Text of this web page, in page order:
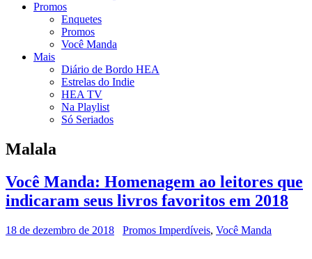
Promos
Enquetes
Promos
Você Manda
Mais
Diário de Bordo HEA
Estrelas do Indie
HEA TV
Na Playlist
Só Seriados
Malala
Você Manda: Homenagem ao leitores que
indicaram seus livros favoritos em 2018
18 de dezembro de 2018 Promos Imperdíveis, Você Manda